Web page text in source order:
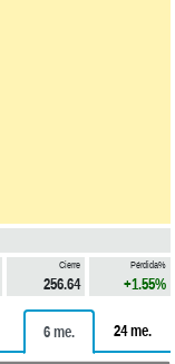
Cierre
256.64
Pérdida%
+1.55%
6 me. 24 me.